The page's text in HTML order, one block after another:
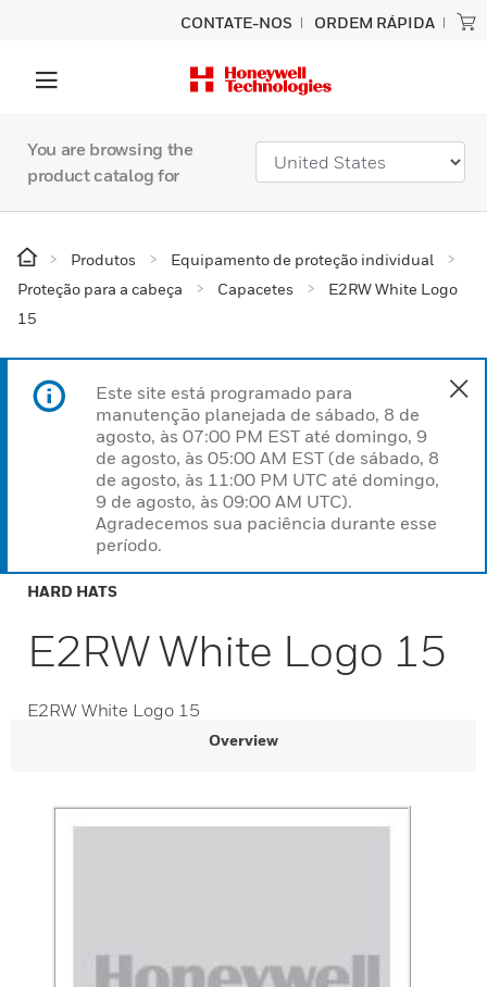
CONTATE-NOS ORDEM RÁPIDA
You are browsing the
product catalog for
Produtos
Equipamento de proteção individual
Proteção para a cabeça
Capacetes
E2RW White Logo
15
Este site está programado para
manutenção planejada de sábado, 8 de
agosto, às 07:00 PM EST até domingo, 9
de agosto, às 05:00 AM EST (de sábado, 8
de agosto, às 11:00 PM UTC até domingo,
9 de agosto, às 09:00 AM UTC).
Agradecemos sua paciência durante esse
período.
HARD HATS
E2RW White Logo 15
E2RW White Logo 15
Overview